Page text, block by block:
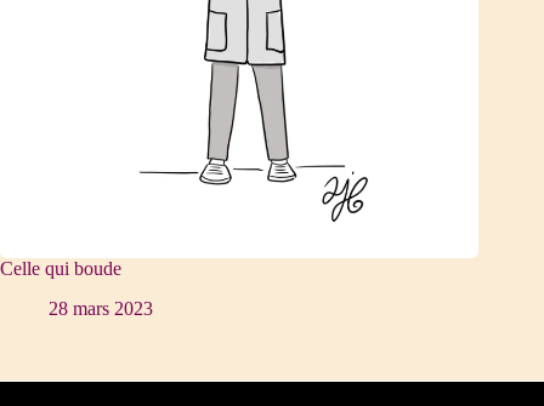
Celle qui boude
28 mars 2023